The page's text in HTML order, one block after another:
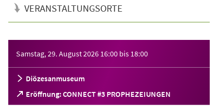
VERANSTALTUNGSORTE
Samstag, 29. August 2026 16:00 bis 18:00
Diözesanmuseum
Eröffnung: CONNECT #3 PROPHEZEIUNGEN
(Öffnet
in